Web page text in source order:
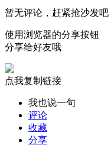
暂无评论，赶紧抢沙发吧
使用浏览器的分享按钮
分享给好友哦
点我复制链接
我也说一句
评论
收藏
分享